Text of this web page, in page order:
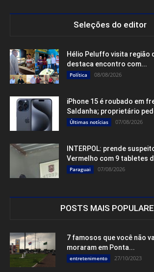
Seleções do editor
Hélio Peluffo visita região
destaca encontro com...
Política 08/08/2026
iPhone 15 é roubado em
Saldanha; proprietário
Últimas notícias 07/08/2026
INTERPOL: prende
Vermelho com 9 tabletes
Paraguai 07/08/2026
POSTS MAIS
7 famosos que você não
moraram em Ponta...
entretenimento 27/10/2023